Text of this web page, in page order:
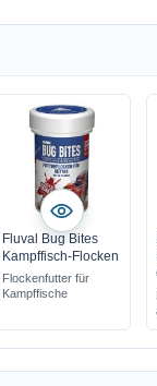
Fluval Bug Bites
Kampffisch-Flocken
Flockenfutter für
Kampffische